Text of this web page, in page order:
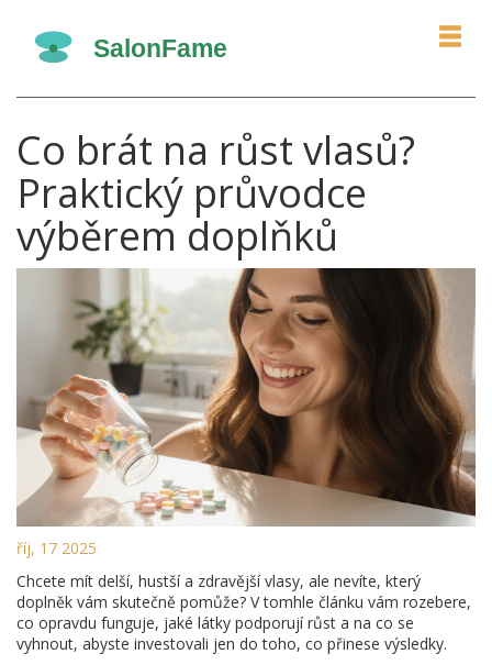
Co brát na růst vlasů?
Praktický průvodce
výběrem doplňků
říj, 17 2025
Chcete mít delší, hustší a zdravější vlasy, ale nevíte, který
doplněk vám skutečně pomůže? V tomhle článku vám rozebere,
co opravdu funguje, jaké látky podporují růst a na co se
vyhnout, abyste investovali jen do toho, co přinese výsledky.